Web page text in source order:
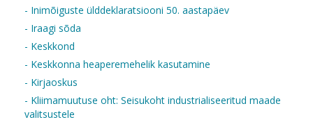
- Inimõiguste ülddeklaratsiooni 50. aastapäev
- Iraagi sõda
- Keskkond
- Keskkonna heaperemehelik kasutamine
- Kirjaoskus
- Kliimamuutuse oht: Seisukoht industrialiseeritud maade
valitsustele